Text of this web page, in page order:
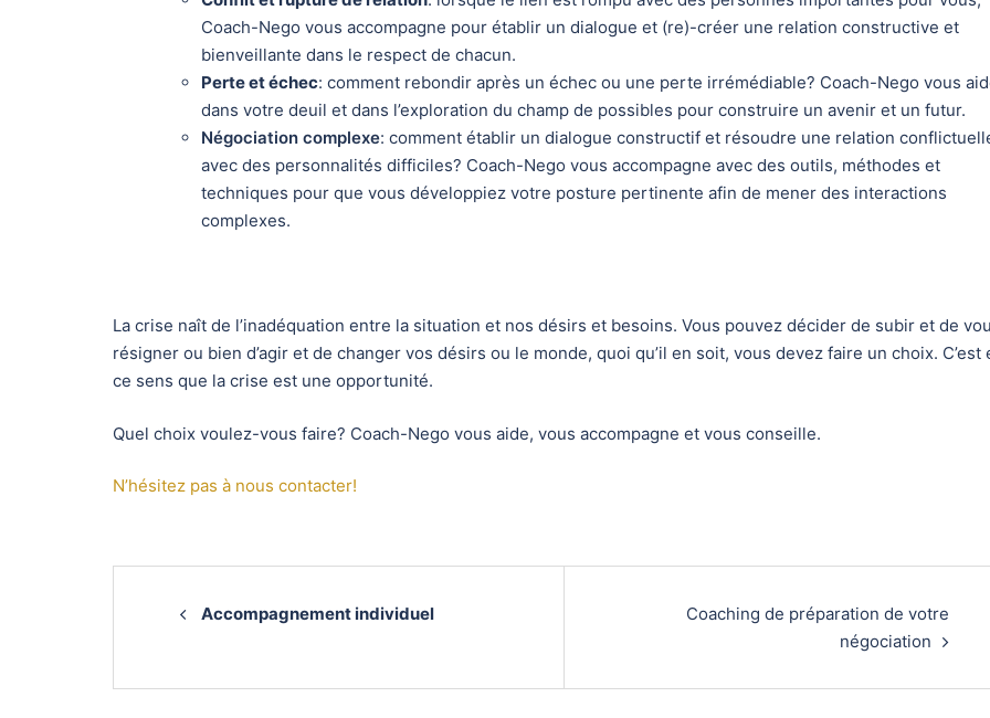
Coach-Nego vous accompagne pour établir un dialogue et (re)-créer une relation constructive et
bienveillante dans le respect de chacun.
Perte et échec: comment rebondir après un échec ou une perte irrémédiable? Coach-Nego vous
dans votre deuil et dans l’exploration du champ de possibles pour construire un avenir et un futur.
Négociation complexe: comment établir un dialogue constructif et résoudre une relation
avec des personnalités difficiles? Coach-Nego vous accompagne avec des outils, méthodes et
techniques pour que vous développiez votre posture pertinente afin de mener des interactions
complexes.
La crise naît de l’inadéquation entre la situation et nos désirs et besoins. Vous pouvez décider de subir et de
résigner ou bien d’agir et de changer vos désirs ou le monde, quoi qu’il en soit, vous devez faire un choix. C’est
ce sens que la crise est une opportunité.
Quel choix voulez-vous faire? Coach-Nego vous aide, vous accompagne et vous conseille.
N’hésitez pas à nous contacter!
d’articleAccompagnement individuel
Coaching de préparation de votre
négociation